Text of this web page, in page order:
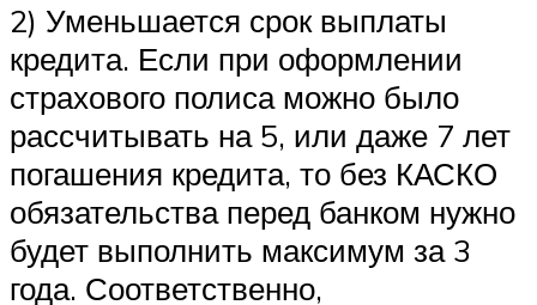
2) Уменьшается срок выплаты
кредита. Если при оформлении
страхового полиса можно было
рассчитывать на 5, или даже 7 лет
погашения кредита, то без КАСКО
обязательства перед банком нужно
будет выполнить максимум за 3
года. Соответственно,